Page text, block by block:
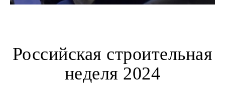
Российская строительная
неделя 2024